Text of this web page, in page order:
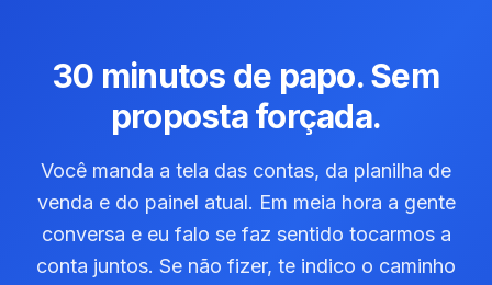
30 minutos de papo. Sem
proposta forçada.
Você manda a tela das contas, da planilha de
venda e do painel atual. Em meia hora a gente
conversa e eu falo se faz sentido tocarmos a
conta juntos. Se não fizer, te indico o caminho